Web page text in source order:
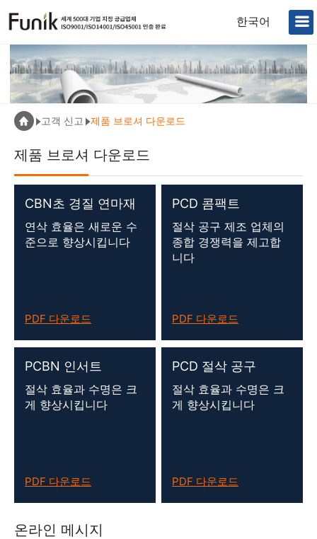
한국어
고객 신고 제품 브로셔 다운로드
제품 브로셔 다운로드
CBN초 경질 연마재
연삭 효율은 새로운 수
준으로 향상시킵니다
PDF 다운로드
PCD 콤팩트
절삭 공구 제조 업체의
종합 경쟁력을 제고합
니다
PDF 다운로드
PCBN 인서트
절삭 효율과 수명은 크
게 향상시킵니다
PDF 다운로드
PCD 절삭 공구
절삭 효율과 수명은 크
게 향상시킵니다
PDF 다운로드
온라인 메시지